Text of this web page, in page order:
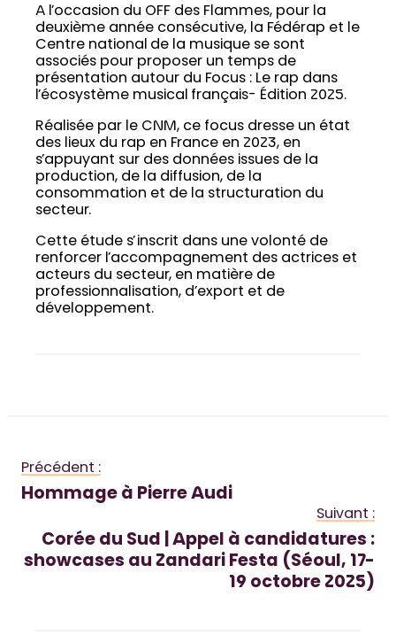
A l’occasion du OFF des Flammes, pour la
deuxième année consécutive, la Fédérap et le
Centre national de la musique se sont
associés pour proposer un temps de
présentation autour du Focus : Le rap dans
l’écosystème musical français- Édition 2025.
Réalisée par le CNM, ce focus dresse un état
des lieux du rap en France en 2023, en
s’appuyant sur des données issues de la
production, de la diffusion, de la
consommation et de la structuration du
secteur.
Cette étude s’inscrit dans une volonté de
renforcer l’accompagnement des actrices et
acteurs du secteur, en matière de
professionnalisation, d’export et de
développement.
Précédent :
Hommage à Pierre Audi
Suivant :
Corée du Sud | Appel à candidatures :
showcases au Zandari Festa (Séoul, 17-
19 octobre 2025)